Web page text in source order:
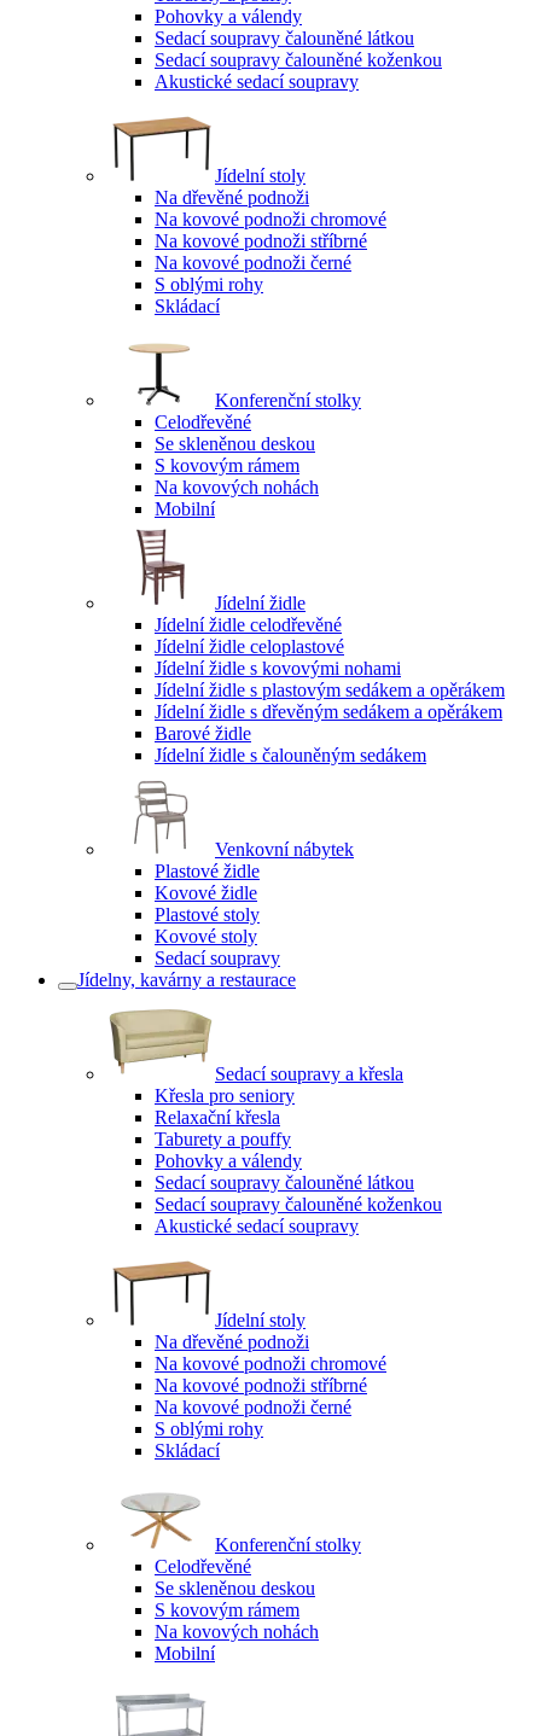
Pohovky a válendy
Sedací soupravy čalouněné látkou
Sedací soupravy čalouněné koženkou
Akustické sedací soupravy
Jídelní stoly
Na dřevěné podnoži
Na kovové podnoži chromové
Na kovové podnoži stříbrné
Na kovové podnoži černé
S oblými rohy
Skládací
Konferenční stolky
Celodřevěné
Se skleněnou deskou
S kovovým rámem
Na kovových nohách
Mobilní
Jídelní židle
Jídelní židle celodřevěné
Jídelní židle celoplastové
Jídelní židle s kovovými nohami
Jídelní židle s plastovým sedákem a opěrákem
Jídelní židle s dřevěným sedákem a opěrákem
Barové židle
Jídelní židle s čalouněným sedákem
Venkovní nábytek
Plastové židle
Kovové židle
Plastové stoly
Kovové stoly
Sedací soupravy
Jídelny, kavárny a restaurace
Sedací soupravy a křesla
Křesla pro seniory
Relaxační křesla
Taburety a pouffy
Pohovky a válendy
Sedací soupravy čalouněné látkou
Sedací soupravy čalouněné koženkou
Akustické sedací soupravy
Jídelní stoly
Na dřevěné podnoži
Na kovové podnoži chromové
Na kovové podnoži stříbrné
Na kovové podnoži černé
S oblými rohy
Skládací
Konferenční stolky
Celodřevěné
Se skleněnou deskou
S kovovým rámem
Na kovových nohách
Mobilní